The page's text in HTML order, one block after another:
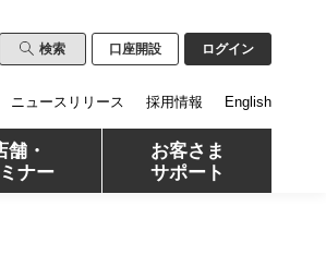
検索 口座開設 ログイン
舗・
ナー
お客さま
サポート
ニュースリリース 採用情報 English